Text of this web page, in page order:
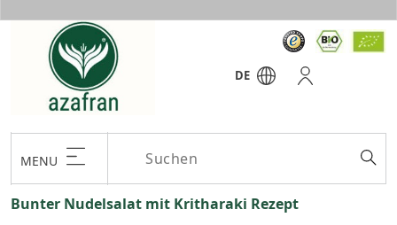
DE
MENU
Bunter Nudelsalat mit Kritharaki Rezept